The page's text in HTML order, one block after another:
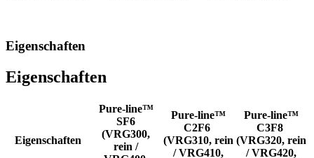
Eigenschaften
Eigenschaften
Eigenschaften
Pure-line™
SF6
(VRG300,
rein /
Pure-line™
C2F6
(VRG310, rein
/ VRG410,
Pure-line™
C3F8
(VRG320, rein
/ VRG420,